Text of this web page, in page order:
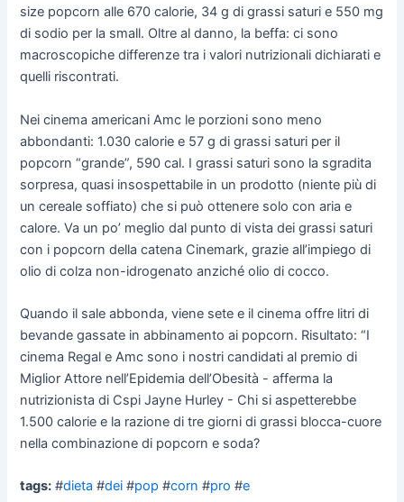
size popcorn alle 670 calorie, 34 g di grassi saturi e 550 mg
di sodio per la small. Oltre al danno, la beffa: ci sono
macroscopiche differenze tra i valori nutrizionali dichiarati e
quelli riscontrati.
Nei cinema americani Amc le porzioni sono meno
abbondanti: 1.030 calorie e 57 g di grassi saturi per il
popcorn “grande”, 590 cal. I grassi saturi sono la sgradita
sorpresa, quasi insospettabile in un prodotto (niente più di
un cereale soffiato) che si può ottenere solo con aria e
calore. Va un po’ meglio dal punto di vista dei grassi saturi
con i popcorn della catena Cinemark, grazie all’impiego di
olio di colza non-idrogenato anziché olio di cocco.
Quando il sale abbonda, viene sete e il cinema offre litri di
bevande gassate in abbinamento ai popcorn. Risultato: “I
cinema Regal e Amc sono i nostri candidati al premio di
Miglior Attore nell’Epidemia dell’Obesità - afferma la
nutrizionista di Cspi Jayne Hurley - Chi si aspetterebbe
1.500 calorie e la razione di tre giorni di grassi blocca-cuore
nella combinazione di popcorn e soda?
tags: #dieta #dei #pop #corn #pro #e